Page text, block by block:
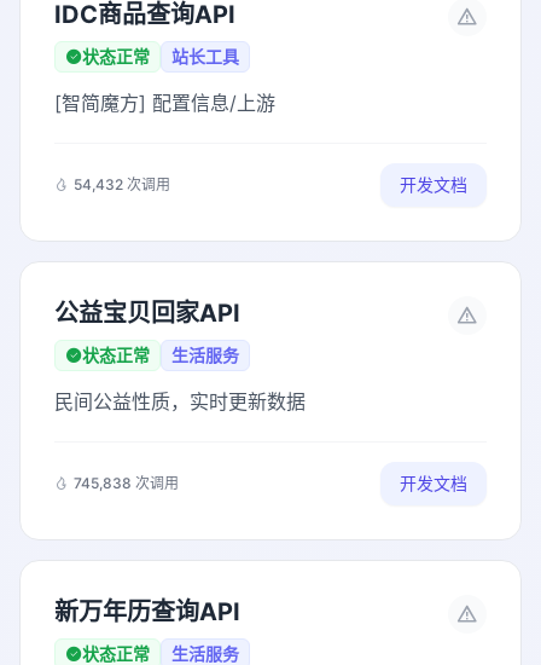
IDC商品查询API
状态正常 站长工具
[智简魔方] 配置信息/上游
54,432 次调用 开发文档
公益宝贝回家API
状态正常 生活服务
民间公益性质，实时更新数据
745,838 次调用 开发文档
新万年历查询API
状态正常 生活服务